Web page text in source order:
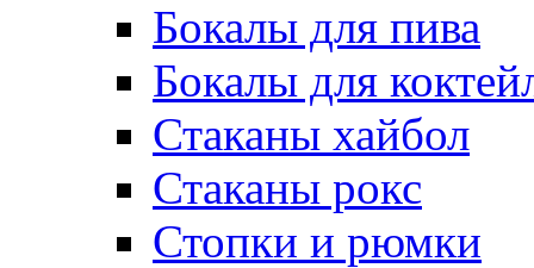
Бокалы для пива
Бокалы для
Стаканы хайбол
Стаканы рокс
Стопки и рюмки